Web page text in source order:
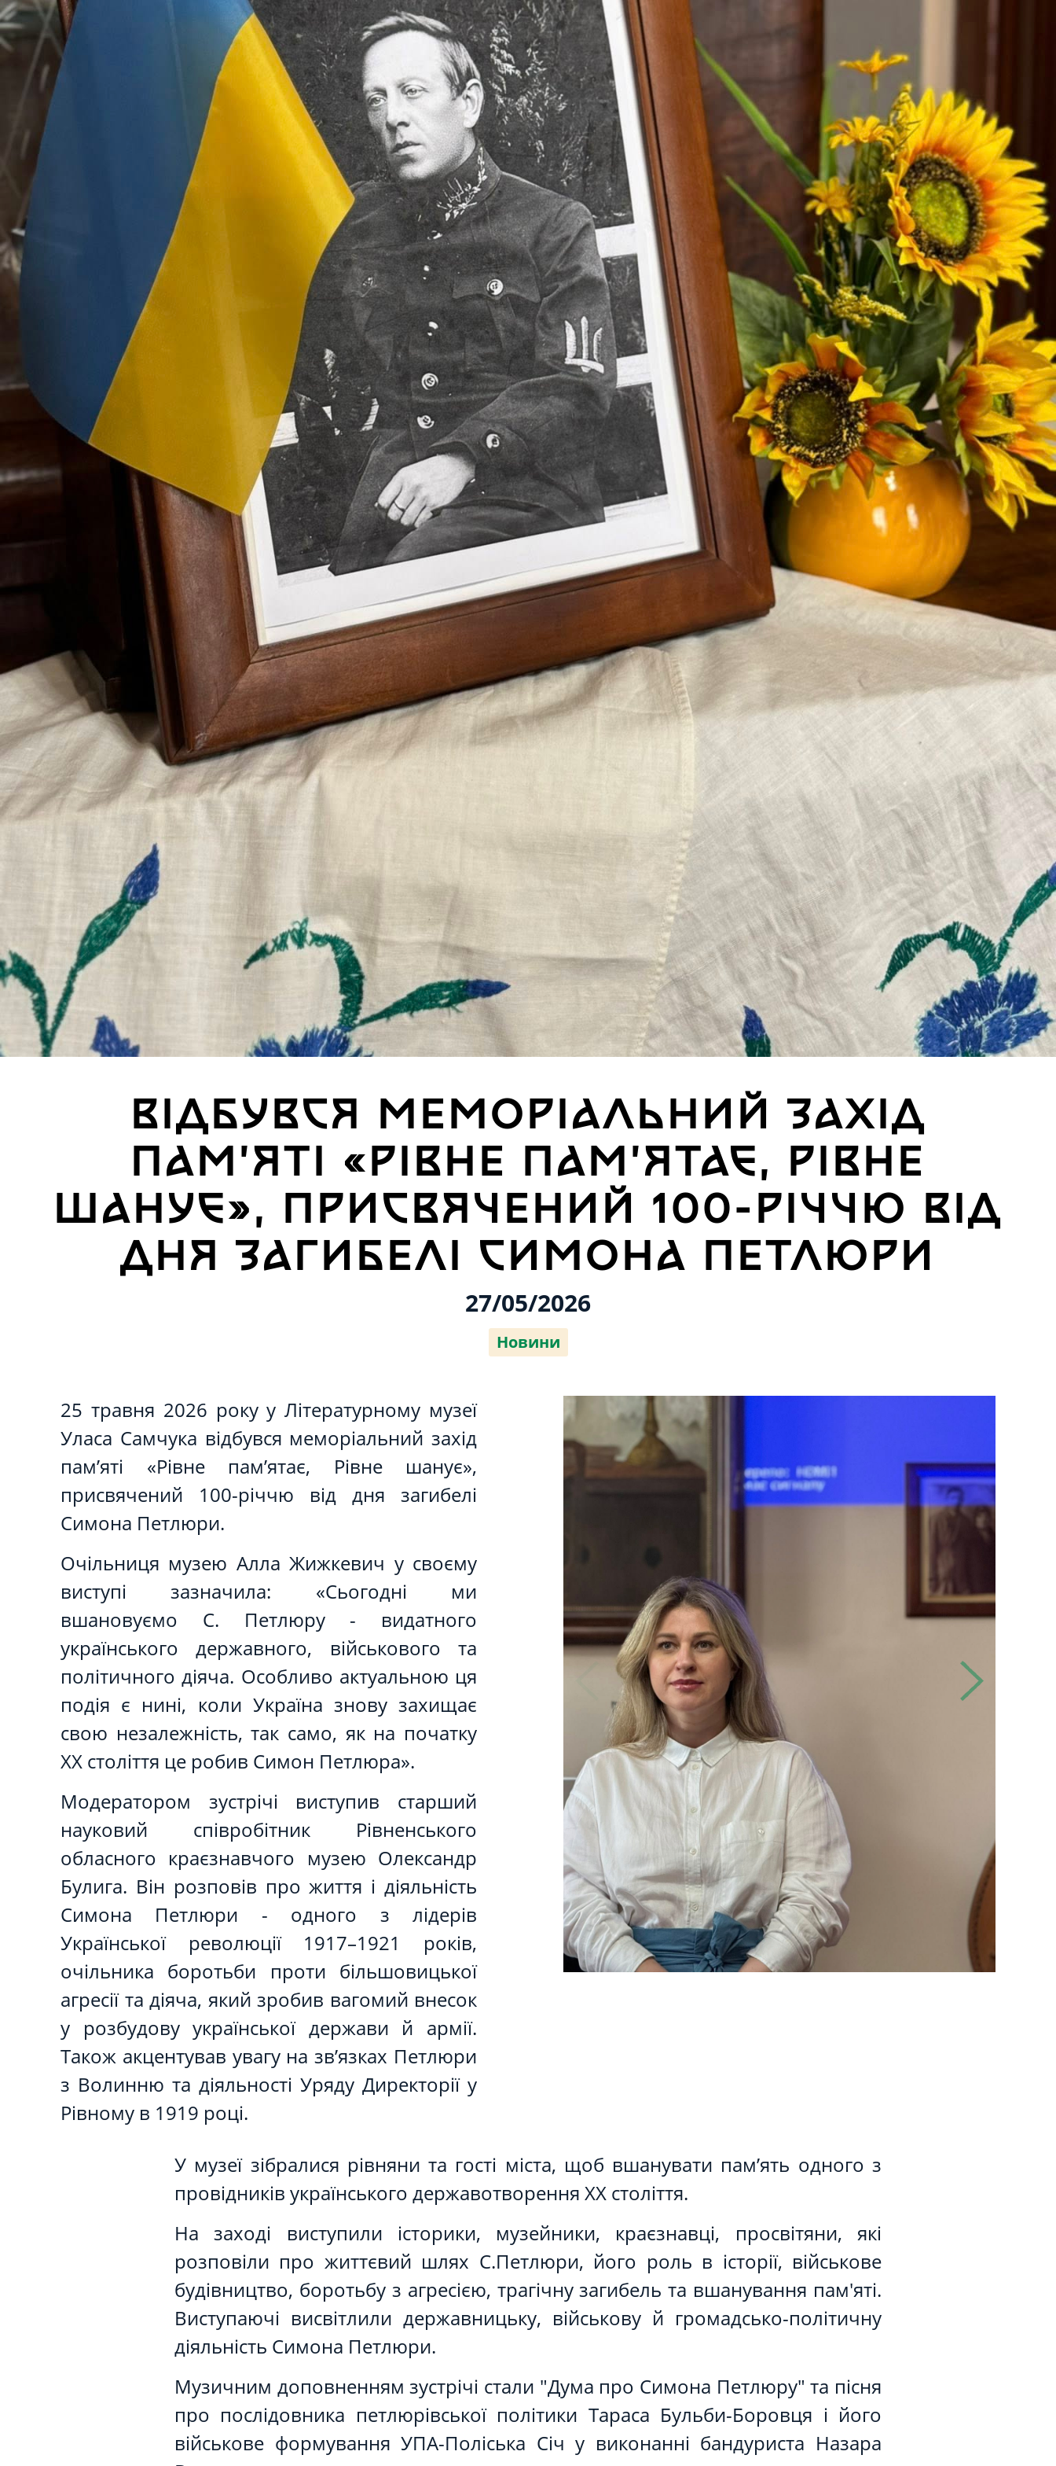
ВІДБУВСЯ МЕМОРІАЛЬНИЙ ЗАХІД
ПАМ’ЯТІ «РІВНЕ ПАМ’ЯТАЄ, РІВНЕ
ШАНУЄ», ПРИСВЯЧЕНИЙ 100-РІЧЧЮ ВІД
ДНЯ ЗАГИБЕЛІ СИМОНА ПЕТЛЮРИ
27/05/2026
Новини
25 травня 2026 року у Літературному музеї
Уласа Самчука відбувся меморіальний захід
пам’яті «Рівне пам’ятає, Рівне шанує»,
присвячений 100-річчю від дня загибелі
Симона Петлюри.
Очільниця музею Алла Жижкевич у своєму
виступі зазначила: «Сьогодні ми
вшановуємо С. Петлюру - видатного
українського державного, військового та
політичного діяча. Особливо актуальною ця
подія є нині, коли Україна знову захищає
свою незалежність, так само, як на початку
ХХ століття це робив Симон Петлюра».
Модератором зустрічі виступив старший
науковий співробітник Рівненського
обласного краєзнавчого музею Олександр
Булига. Він розповів про життя і діяльність
Симона Петлюри - одного з лідерів
Української революції 1917–1921 років,
очільника боротьби проти більшовицької
агресії та діяча, який зробив вагомий внесок
у розбудову української держави й армії.
Також акцентував увагу на зв’язках Петлюри
з Волинню та діяльності Уряду Директорії у
Рівному в 1919 році.
У музеї зібралися рівняни та гості міста, щоб вшанувати пам’ять одного з
провідників українського державотворення ХХ століття.
На заході виступили історики, музейники, краєзнавці, просвітяни, які
розповіли про життєвий шлях С.Петлюри, його роль в історії, військове
будівництво, боротьбу з агресією, трагічну загибель та вшанування пам'яті.
Виступаючі висвітлили державницьку, військову й громадсько-політичну
діяльність Симона Петлюри.
Музичним доповненням зустрічі стали "Дума про Симона Петлюру" та пісня
про послідовника петлюрівської політики Тараса Бульби-Боровця і його
військове формування УПА-Поліська Січ у виконанні бандуриста Назара